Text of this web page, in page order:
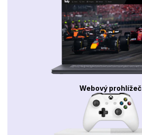
Webový prohlížeč